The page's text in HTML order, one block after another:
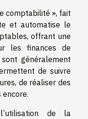
comptabilité », fait
et automatise le
offrant une
les finances de
généralement
de suivre
de réaliser des
de la